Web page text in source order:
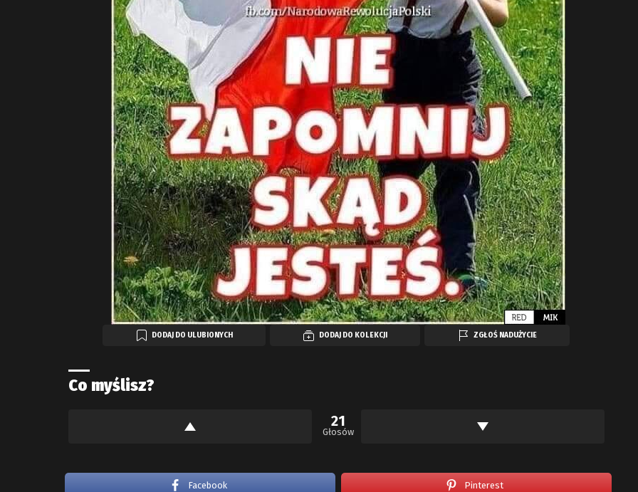
DODAJ DO ULUBIONYCH DODAJ DO KOLEKCJI ZGŁOŚ NADUŻYCIE
Co myślisz?
21
Głosów
Facebook Pinterest